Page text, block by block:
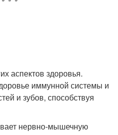
аспектов здоровья.
иммунной системы и
и зубов, способствуя
нервно-мышечную